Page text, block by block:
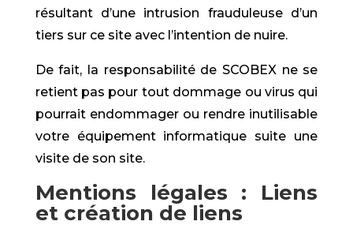
résultant d’une intrusion frauduleuse d’un
tiers sur ce site avec l’intention de nuire.
De fait, la responsabilité de SCOBEX ne se
retient pas pour tout dommage ou virus qui
pourrait endommager ou rendre inutilisable
votre équipement informatique suite une
visite de son site.
Mentions légales : Liens
et création de liens